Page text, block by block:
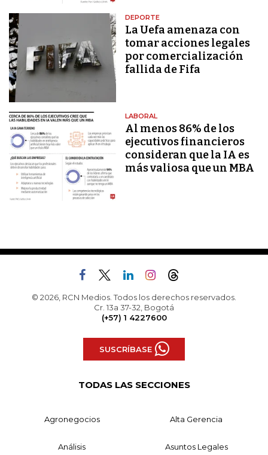
DEPORTE
La Uefa amenaza con
tomar acciones legales
por comercialización
fallida de Fifa
LABORAL
Al menos 86% de los
ejecutivos financieros
consideran que la IA es
más valiosa que un MBA
© 2026, RCN Medios. Todos los derechos reservados.
Cr. 13a 37-32, Bogotá
(+57) 1 4227600
SUSCRÍBASE
TODAS LAS SECCIONES
Agronegocios Alta Gerencia
Análisis Asuntos Legales